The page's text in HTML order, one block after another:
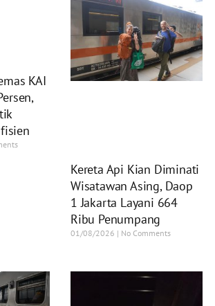
KAI
Kereta Api Kian Diminati
Wisatawan Asing, Daop
1 Jakarta Layani 664
Ribu Penumpang
01/08/2026 No Comments